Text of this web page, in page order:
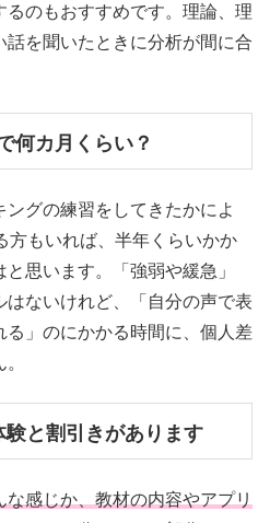
るのもおすすめです。理論、理
を聞いたときに分析が間に合
何カ月くらい？
グの練習をしてきたかによ
方もいれば、半年くらいかか
思います。「強弱や緩急」
ないけれど、「自分の声で表
」のにかかる時間に、個人差
と割引きがあります
感じか、教材の内容やアプリ